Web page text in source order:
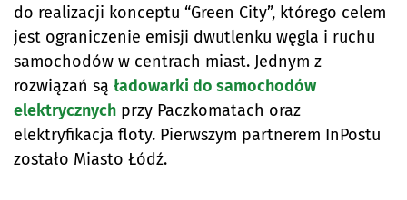
do realizacji konceptu “Green City”, którego celem
jest ograniczenie emisji dwutlenku węgla i ruchu
samochodów w centrach miast. Jednym z
rozwiązań są ładowarki do samochodów
elektrycznych przy Paczkomatach oraz
elektryfikacja floty. Pierwszym partnerem InPostu
zostało Miasto Łódź.